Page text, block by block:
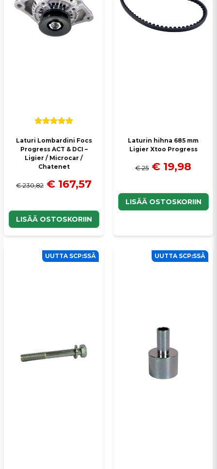
Laturi Lombardini Focs
Progress ACT & DCI –
Ligier / Microcar /
Chatenet
€ 230,82 € 167,57
LISÄÄ OSTOSKORIIN
Laturin hihna 685 mm
Ligier Xtoo Progress
€ 25 € 19,98
LISÄÄ OSTOSKORIIN
UUTTA SCP:SSÄ UUTTA SCP:SSÄ
Lähetä kysymys